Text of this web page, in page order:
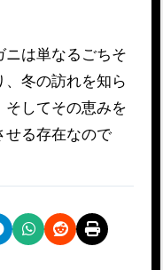
ニは単なるごちそ
、冬の訪れを知ら
してその恵みを
せる存在なので